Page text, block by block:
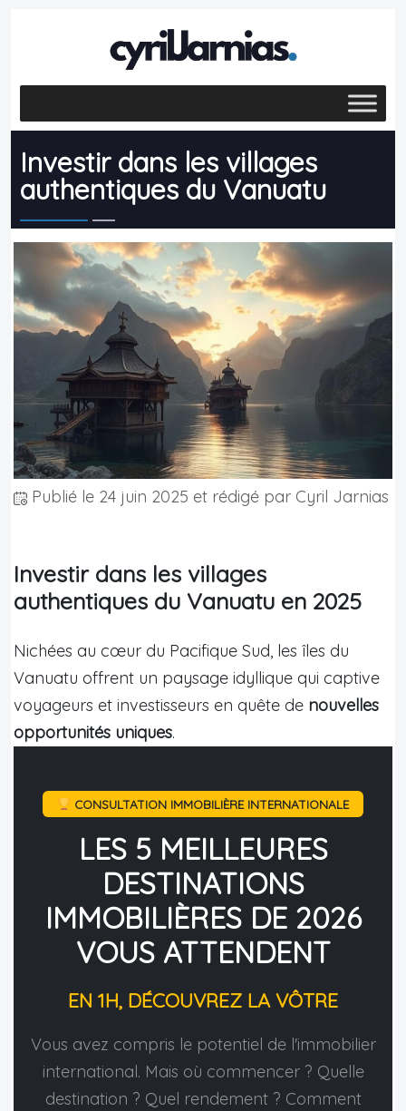
Investir dans les villages
authentiques du Vanuatu
Publié le 24 juin 2025 et rédigé par Cyril Jarnias
Investir dans les villages
authentiques du Vanuatu en 2025
Nichées au cœur du Pacifique Sud, les îles du
Vanuatu offrent un paysage idyllique qui captive
voyageurs et investisseurs en quête de nouvelles
opportunités uniques.
CONSULTATION IMMOBILIÈRE INTERNATIONALE
LES 5 MEILLEURES
DESTINATIONS
IMMOBILIÈRES DE 2026
VOUS ATTENDENT
EN 1H, DÉCOUVREZ LA VÔTRE
Vous avez compris le potentiel de l'immobilier
international. Mais où commencer ? Quelle
destination ? Quel rendement ? Comment